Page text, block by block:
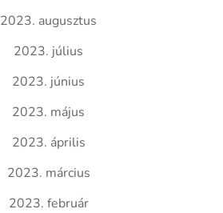
2023. augusztus
2023. július
2023. június
2023. május
2023. április
2023. március
2023. február